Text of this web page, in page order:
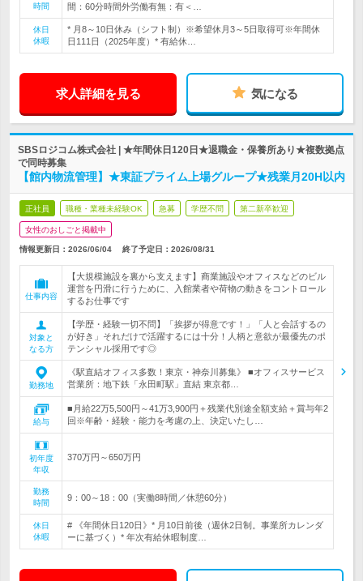
時間
間：60分時間外労働有無：有＜…
休日
休暇
* 月8～10日休み（シフト制）※希望休月3～5日取得可※年間休
日111日（2025年度）* 有給休…
求人詳細を見る 気になる
SBSロジコム株式会社 | ★年間休日120日★退職金・保養所あり★複数拠点
で同時募集
【館内物流管理】★東証プライム上場グループ★残業月20H以内
正社員 職種・業種未経験OK 急募 学歴不問 第二新卒歓迎
女性のおしごと掲載中
情報更新日：2026/06/04 終了予定日： 2026/08/31
仕事内容
【大規模施設を裏から支えます】商業施設やオフィスなどのビル
運営を円滑に行うために、入館業者や荷物の動きをコントロール
するお仕事です
対象と
なる方
【学歴・経験一切不問】「挨拶が得意です！」「人と会話するの
が好き」それだけで活躍するには十分！人柄と意欲が最優先のポ
テンシャル採用です◎
勤務地
《駅直結オフィス多数！東京・神奈川募集》 ■オフィスサービス
営業所：地下鉄「永田町駅」直結 東京都…
給与
■月給22万5,500円～41万3,900円＋残業代別途全額支給＋賞与年2
回※年齢・経験・能力を考慮の上、決定いたし…
初年度
年収
370万円～650万円
勤務
時間
9：00～18：00（実働8時間／休憩60分）
休日
休暇
# 《年間休日120日》* 月10日前後（週休2日制。事業所カレンダ
ーに基づく）* 年次有給休暇制度…